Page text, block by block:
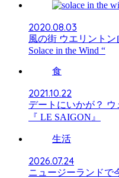
2020.08.03
風の街 ウエリントン
Solace in the Wind “
食
2021.10.22
デートにいかが？
『 LE SAIGON』
生活
2026.07.24
ニュージーランドで